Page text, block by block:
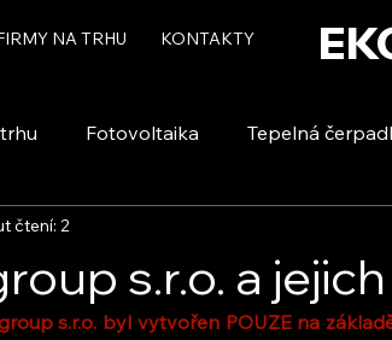
NA TRHU KONTAKTY
Fotovoltaika Tepelná
domácnost a automatizace
s.r.o. a
čtení: 2
s.r.o. byl vytvořen POUZE na